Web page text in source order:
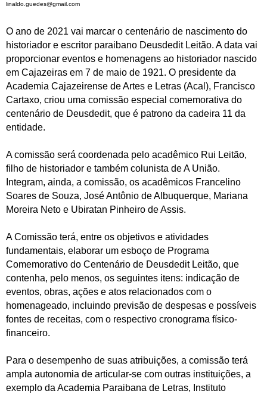
linaldo.guedes@gmail.com
O ano de 2021 vai marcar o centenário de nascimento do
historiador e escritor paraibano Deusdedit Leitão. A data vai
proporcionar eventos e homenagens ao historiador nascido
em Cajazeiras em 7 de maio de 1921. O presidente da
Academia Cajazeirense de Artes e Letras (Acal), Francisco
Cartaxo, criou uma comissão especial comemorativa do
centenário de Deusdedit, que é patrono da cadeira 11 da
entidade.
A comissão será coordenada pelo acadêmico Rui Leitão,
filho de historiador e também colunista de A União.
Integram, ainda, a comissão, os acadêmicos Francelino
Soares de Souza, José Antônio de Albuquerque, Mariana
Moreira Neto e Ubiratan Pinheiro de Assis.
A Comissão terá, entre os objetivos e atividades
fundamentais, elaborar um esboço de Programa
Comemorativo do Centenário de Deusdedit Leitão, que
contenha, pelo menos, os seguintes itens: indicação de
eventos, obras, ações e atos relacionados com o
homenageado, incluindo previsão de despesas e possíveis
fontes de receitas, com o respectivo cronograma físico-
financeiro.
Para o desempenho de suas atribuições, a comissão terá
ampla autonomia de articular-se com outras instituições, a
exemplo da Academia Paraibana de Letras, Instituto